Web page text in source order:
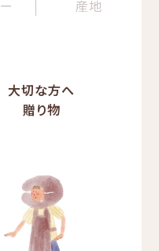
産地
大切な方へ
贈り物